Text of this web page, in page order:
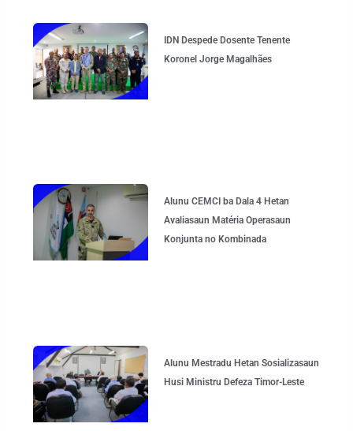
IDN Despede Dosente Tenente
Koronel Jorge Magalhães
Alunu CEMCI ba Dala 4 Hetan
Avaliasaun Matéria Operasaun
Konjunta no Kombinada
Alunu Mestradu Hetan Sosializasaun
Husi Ministru Defeza Timor-Leste